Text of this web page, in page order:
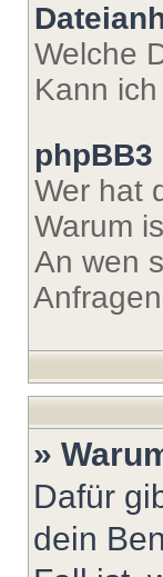
Welche
Kann
phpBB3
Wer hat
Warum
An wen
»
Dafür
dein